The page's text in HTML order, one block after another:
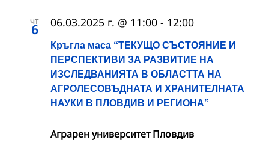
чт
6
Кръгла маса “ТЕКУЩО СЪСТОЯНИЕ И
ПЕРСПЕКТИВИ ЗА РАЗВИТИЕ НА
ИЗСЛЕДВАНИЯТА В ОБЛАСТТА НА
АГРОЛЕСОВЪДНАТА И ХРАНИТЕЛНАТА
НАУКИ В ПЛОВДИВ И РЕГИОНА”
06.03.2025 г. @ 11:00 - 12:00
Аграрен университет Пловдив